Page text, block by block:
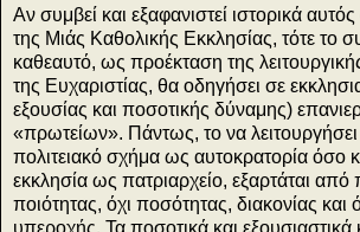
Αν συμβεί και εξαφανιστεί ιστορικά
της Μιάς Καθολικής Εκκλησίας, τότε το
καθεαυτό, ως προέκταση της
της Ευχαριστίας, θα οδηγήσει σε
εξουσίας και ποσοτικής δύναμης)
«πρωτείων». Πάντως, το να
πολιτειακό σχήμα ως αυτοκρατορία όσο
εκκλησία ως πατριαρχείο, εξαρτάται από
ποιότητας, όχι ποσότητας, διακονίας και
υπεροχής. Τα ποσοτικά και εξουσιαστικά